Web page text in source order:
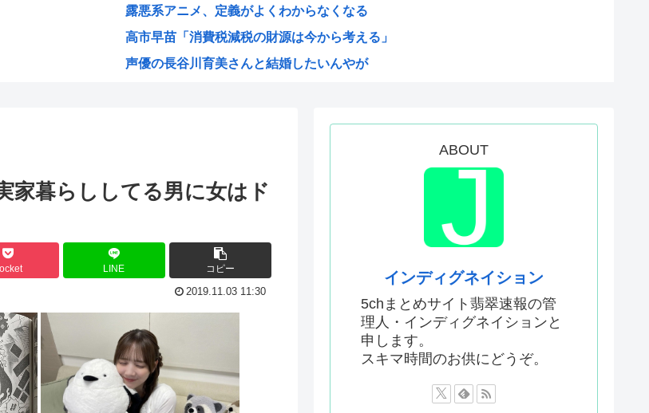
露悪系アニメ、定義がよくわからなくなる
高市早苗「消費税減税の財源は今から考える」
声優の長谷川育美さんと結婚したいんやが
海外「ディズニーがゴミのようだ！」日本がアニメ化した米人...
韓国人「韓国サッカー協会W杯予選で外国人審判に性接待した...
「味方のふりをしてたが、実は敵のスパイだったキャラ」 何...
みいちゃん作者、お気持ち表明ツイートから1週間沈黙www
高市総書記に逆らった財務官僚、左遷されるwww
ヒロアカ見たらまじで好きになったんやが
【画像】カノカリ女、とんでもないエ口グッズにされてしまい...
韓国人「日本には韓国みたいなドラッグストアがないので韓国...
宮崎駿「声優は娼婦のような声」←これ正論すぎるよな
なんかおもろい漫画ない?
家暮らししてる男に女はド
LINE コピー
2019.11.03 11:30
ABOUT
インディグネイション
5chまとめサイト翡翠速報の管
理人・インディグネイションと
申します。
スキマ時間のお供にどうぞ。